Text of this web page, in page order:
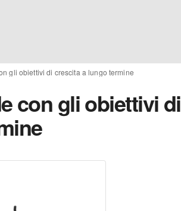
gli obiettivi di crescita a lungo termine
con gli obiettivi di